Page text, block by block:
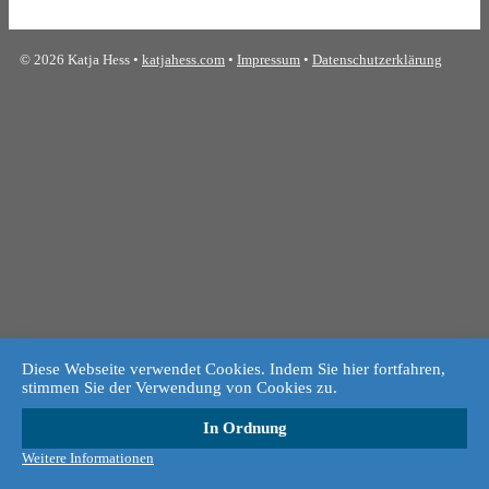
© 2026 Katja Hess • katjahess.com • Impressum • Datenschutzerklärung
Diese Webseite verwendet Cookies. Indem Sie hier fortfahren,
stimmen Sie der Verwendung von Cookies zu.
In Ordnung
Weitere Informationen